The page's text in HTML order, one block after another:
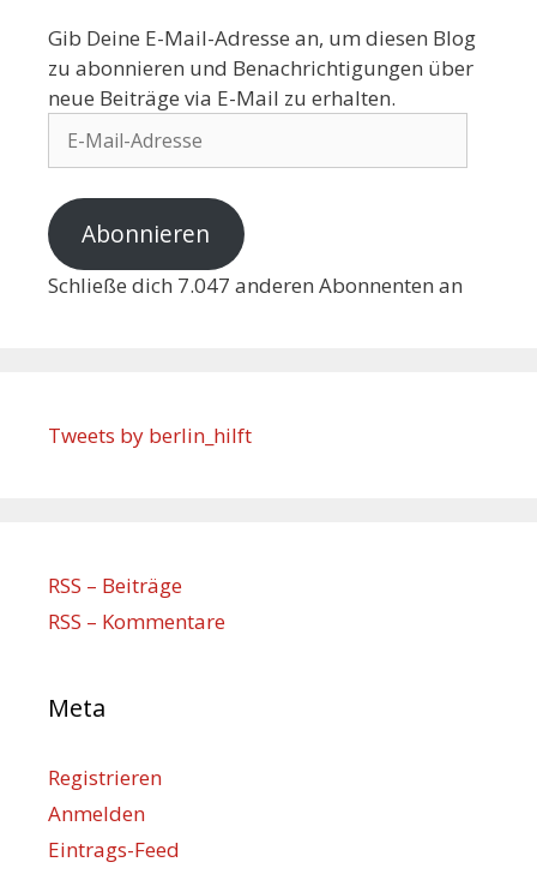
Gib Deine E-Mail-Adresse an, um diesen Blog
zu abonnieren und Benachrichtigungen über
neue Beiträge via E-Mail zu erhalten.
Abonnieren
Schließe dich 7.047 anderen Abonnenten an
Tweets by berlin_hilft
RSS – Beiträge
RSS – Kommentare
Meta
Registrieren
Anmelden
Eintrags-Feed